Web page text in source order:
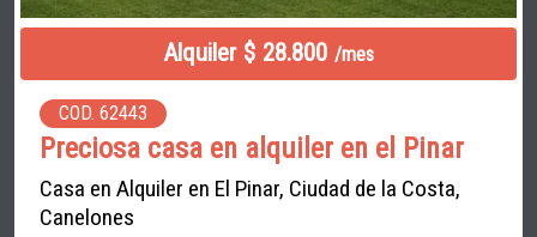
Alquiler $ 28.800 /mes
COD. 62443
Preciosa casa en alquiler en el Pinar
Casa en Alquiler en El Pinar, Ciudad de la Costa,
Canelones